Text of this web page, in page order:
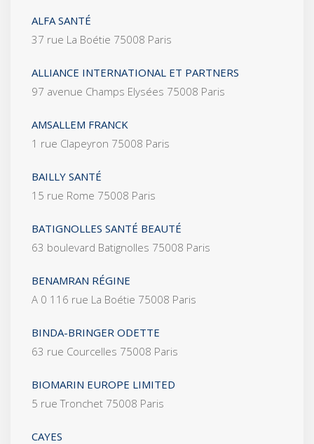
ALFA SANTÉ
37 rue La Boétie 75008 Paris
ALLIANCE INTERNATIONAL ET PARTNERS
97 avenue Champs Elysées 75008 Paris
AMSALLEM FRANCK
1 rue Clapeyron 75008 Paris
BAILLY SANTÉ
15 rue Rome 75008 Paris
BATIGNOLLES SANTÉ BEAUTÉ
63 boulevard Batignolles 75008 Paris
BENAMRAN RÉGINE
A 0 116 rue La Boétie 75008 Paris
BINDA-BRINGER ODETTE
63 rue Courcelles 75008 Paris
BIOMARIN EUROPE LIMITED
5 rue Tronchet 75008 Paris
CAYES